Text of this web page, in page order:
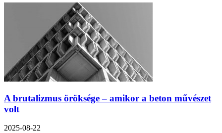
A brutalizmus öröksége – amikor a beton művészet
volt
2025-08-22